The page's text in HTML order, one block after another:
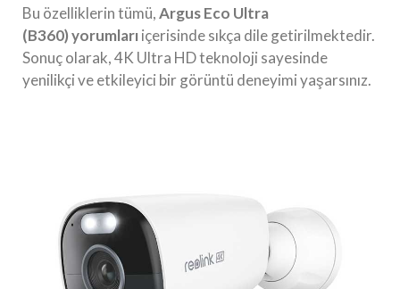
Bu özelliklerin tümü,Argus Eco Ultra
(B360)yorumlarıiçerisinde sıkça dile getirilmektedir.
Sonuç olarak, 4K Ultra HD teknoloji sayesinde
yenilikçi ve etkileyici bir görüntü deneyimi yaşarsınız.